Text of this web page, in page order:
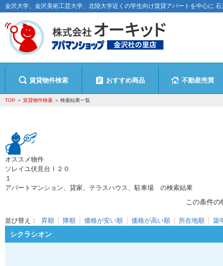
金沢大学、金沢美術工芸大学、北陸大学近くの学生向け賃貸アパートを中心に
賃貸物件検索 おすすめ商品 不動産売買
TOP 賃貸物件検索 検索結果一覧
オススメ物件
ソレイユ伏見台Ⅰ２０
１
アパートマンション、貸家、テラスハウス、駐車場 の検索結果
この条件の
並び替え： 昇順 降順 価格が安い順 価格が高い順 所在地順 築
シクラシオン